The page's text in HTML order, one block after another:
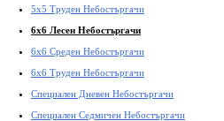
5x5 Труден Небостъргачи
6x6 Лесен Небостъргачи
6x6 Среден Небостъргачи
6x6 Труден Небостъргачи
Специален Дневен Небостъргачи
Специален Седмичен Небостъргачи